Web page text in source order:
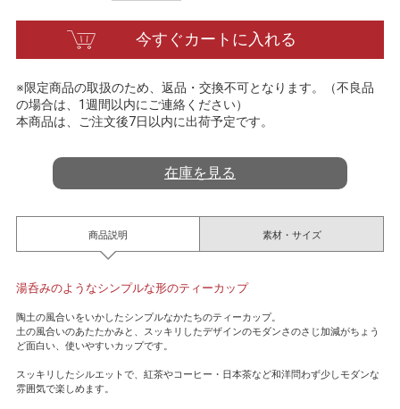
i
n
g
今すぐカートに入れる
※限定商品の取扱のため、返品・交換不可となります。（不良品
の場合は、1週間以内にご連絡ください）
本商品は、ご注文後7日以内に出荷予定です。
在庫を見る
商品説明
湯呑みのようなシンプルな形のティーカップ
陶土の風合いをいかしたシンプルなかたちのティーカップ。
土の風合いのあたたかみと、スッキリしたデザインのモダンさのさじ加減がちょう
ど面白い、使いやすいカップです。
スッキリしたシルエットで、紅茶やコーヒー・日本茶など和洋問わず少しモダンな
雰囲気で楽しめます。
素材・サイズ